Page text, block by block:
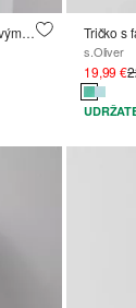
Nariasený skrátený top s odnímateľnými špagetovými ramienkami Tričko s
s.Oliver
19,99 €